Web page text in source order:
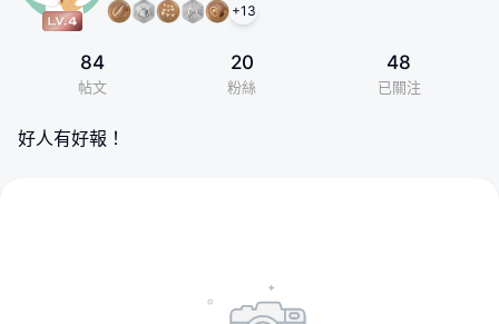
+13
84
帖文
20
粉絲
48
已關注
好人有好報！